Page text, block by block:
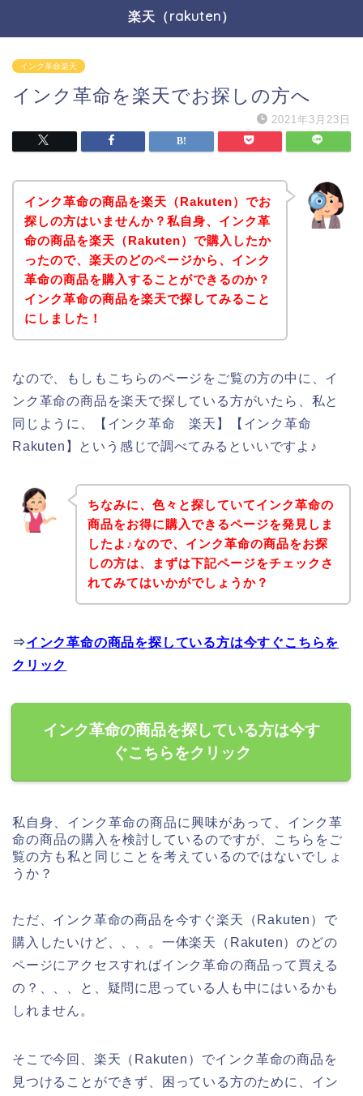
楽天（rakuten）
インク革命楽天
インク革命を楽天でお探しの方へ
2021年3月23日
インク革命の商品を楽天（Rakuten）でお
探しの方はいませんか？私自身、インク革
命の商品を楽天（Rakuten）で購入したか
ったので、楽天のどのページから、インク
革命の商品を購入することができるのか？
インク革命の商品を楽天で探してみること
にしました！
なので、もしもこちらのページをご覧の方の中に、イ
ンク革命の商品を楽天で探している方がいたら、私と
同じように、【インク革命 楽天】【インク革命
Rakuten】という感じで調べてみるといいですよ♪
ちなみに、色々と探していてインク革命の
商品をお得に購入できるページを発見しま
したよ♪なので、インク革命の商品をお探
しの方は、まずは下記ページをチェックさ
れてみてはいかがでしょうか？
⇒インク革命の商品を探している方は今すぐこちらを
クリック
インク革命の商品を探している方は今す
ぐこちらをクリック
私自身、インク革命の商品に興味があって、インク革
命の商品の購入を検討しているのですが、こちらをご
覧の方も私と同じことを考えているのではないでしょ
うか？
ただ、インク革命の商品を今すぐ楽天（Rakuten）で
購入したいけど、、、。一体楽天（Rakuten）のどの
ページにアクセスすればインク革命の商品って買える
の？、、、と、疑問に思っている人も中にはいるかも
しれません。
そこで今回、楽天（Rakuten）でインク革命の商品を
見つけることができず、困っている方のために、イン